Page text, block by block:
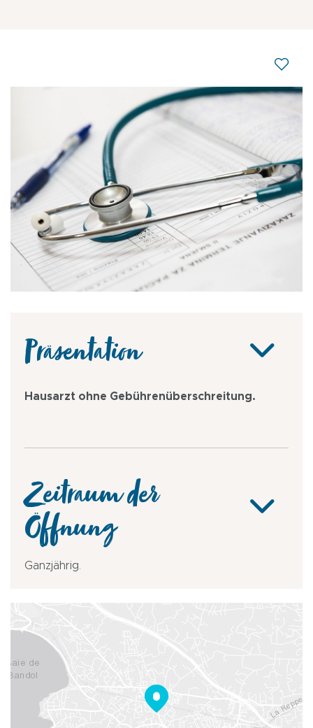
Präsentation
Hausarzt ohne Gebührenüberschreitung.
Zeitraum der
Öffnung
Ganzjährig.